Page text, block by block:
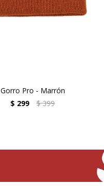
Gorro Pro - Marrón
$ 299 $ 399